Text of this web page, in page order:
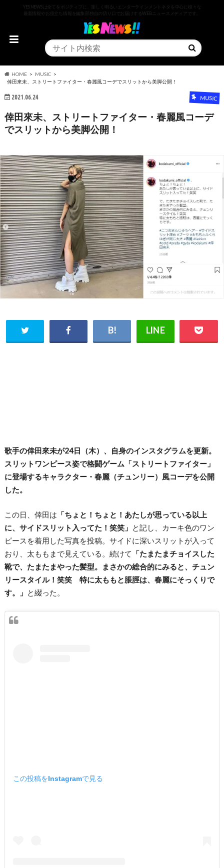
YESNEWSは全てをポジティブに、楽しく明るいエンターテインメントネタを中心に様々な
最新情報やお役立ち情報を編集部独自の切り口でお届けするWEBニュースメディアです。
HOME
MUSIC
倖田來未、ストリートファイター・春麗風コーデでスリットから美脚公開！
2021.06.24 MUSIC
倖田來未、ストリートファイター・春麗風コーデ
でスリットから美脚公開！
歌手の倖田來未が24日（木）、自身のインスタグラムを更新。
スリットワンピース姿で格闘ゲーム「ストリートファイター」
に登場するキャラクター・春麗（チュンリー）風コーデを公開
した。
この日、倖田は 「ちょと！ちょと！あたしが思っている以上
に、サイドスリット入ってた！笑笑」 と記し、カーキ色のワン
ピースを着用した写真を投稿。サイドに深いスリットが入って
おり、太ももまで見えている。続けて
「たまたまチョイスした
靴で、たまたまやった髪型。まさかの総合的にみると、チュン
リースタイル！笑笑 特に太ももと脹脛は、春麗にそっくりで
す。」 と綴った。
この投稿をInstagramで見る